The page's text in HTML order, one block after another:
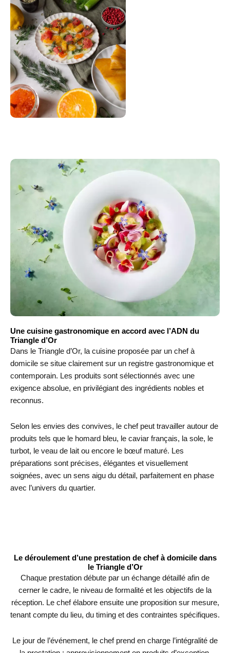
Une cuisine gastronomique en accord avec l’ADN du
Triangle d’Or
Dans le Triangle d’Or, la cuisine proposée par un chef à
domicile se situe clairement sur un registre gastronomique et
contemporain. Les produits sont sélectionnés avec une
exigence absolue, en privilégiant des ingrédients nobles et
reconnus.
Selon les envies des convives, le chef peut travailler autour de
produits tels que le homard bleu, le caviar français, la sole, le
turbot, le veau de lait ou encore le bœuf maturé. Les
préparations sont précises, élégantes et visuellement
soignées, avec un sens aigu du détail, parfaitement en phase
avec l’univers du quartier.
Le déroulement d’une prestation de chef à domicile dans
le Triangle d’Or
Chaque prestation débute par un échange détaillé afin de
cerner le cadre, le niveau de formalité et les objectifs de la
réception. Le chef élabore ensuite une proposition sur mesure,
tenant compte du lieu, du timing et des contraintes spécifiques.
Le jour de l’événement, le chef prend en charge l’intégralité de